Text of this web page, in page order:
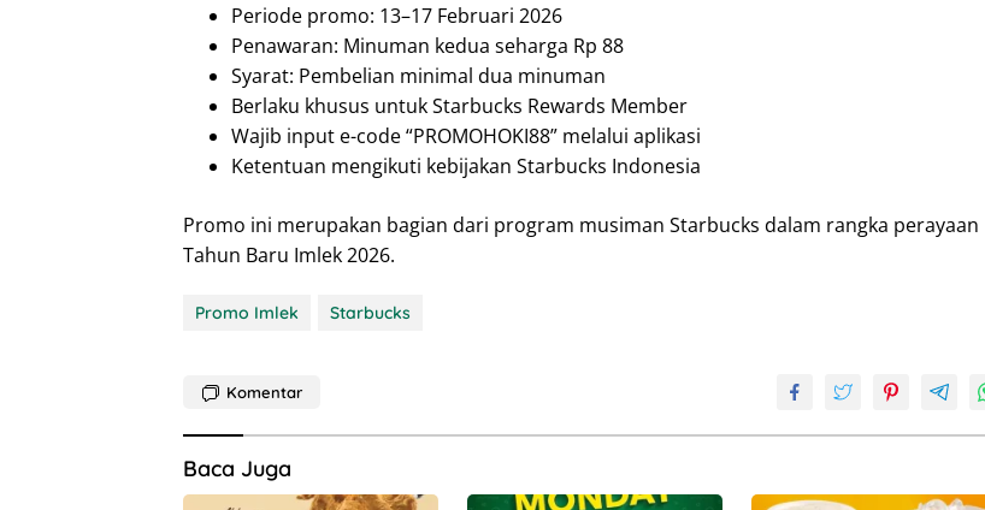
Periode promo: 13–17 Februari 2026
Penawaran: Minuman kedua seharga Rp 88
Syarat: Pembelian minimal dua minuman
Berlaku khusus untuk Starbucks Rewards Member
Wajib input e-code “PROMOHOKI88” melalui aplikasi
Ketentuan mengikuti kebijakan Starbucks Indonesia
Promo ini merupakan bagian dari program musiman Starbucks dalam rangka perayaan
Tahun Baru Imlek 2026.
Promo Imlek Starbucks
Komentar
Baca Juga